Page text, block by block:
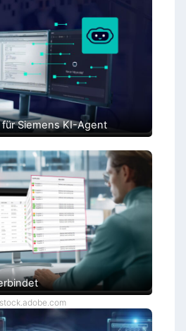
Siemens KI-Agent